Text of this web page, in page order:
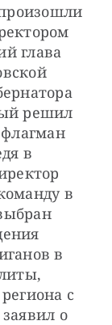
глава
решил
в
в
в
с
о